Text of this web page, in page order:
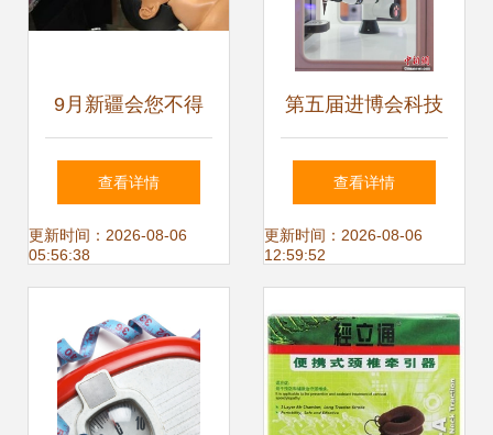
9月新疆会您不得
不知的五大看点
查看详情
更新时间：2026-08-06
05:56:38
第五届进博会科技
赋能魅力足 保健器
械展区引领健康未
查看详情
更新时间：2026-08-06
12:59:52